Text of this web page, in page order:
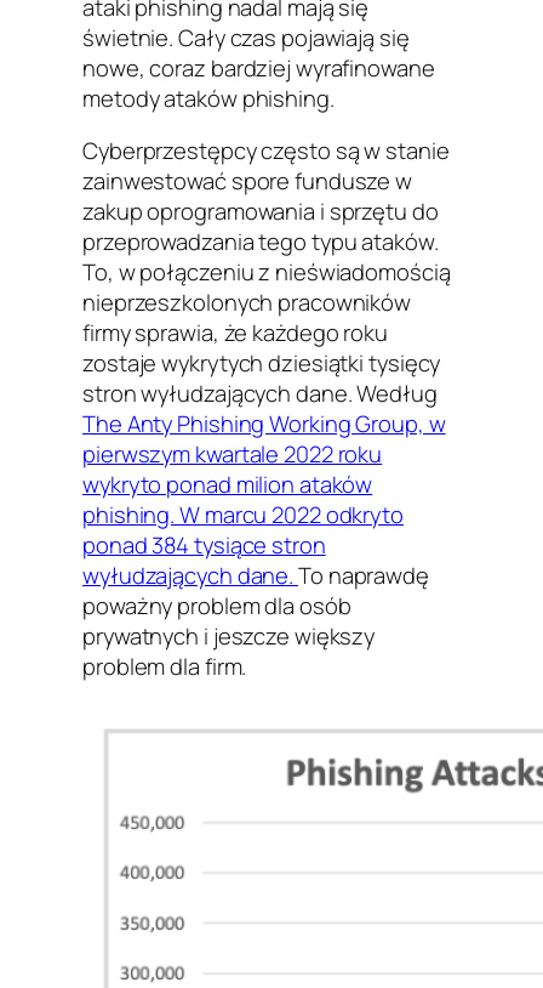
ataki phishing nadal mają się
świetnie. Cały czas pojawiają się
nowe, coraz bardziej wyrafinowane
metody ataków phishing.
Cyberprzestępcy często są w stanie
zainwestować spore fundusze w
zakup oprogramowania i sprzętu do
przeprowadzania tego typu ataków.
To, w połączeniu z nieświadomością
nieprzeszkolonych pracowników
firmy sprawia, że każdego roku
zostaje wykrytych dziesiątki tysięcy
stron wyłudzających dane. Według
The Anty Phishing Working Group, w
pierwszym kwartale 2022 roku
wykryto ponad milion ataków
phishing. W marcu 2022 odkryto
ponad 384 tysiące stron
wyłudzających dane.To naprawdę
poważny problem dla osób
prywatnych i jeszcze większy
problem dla firm.